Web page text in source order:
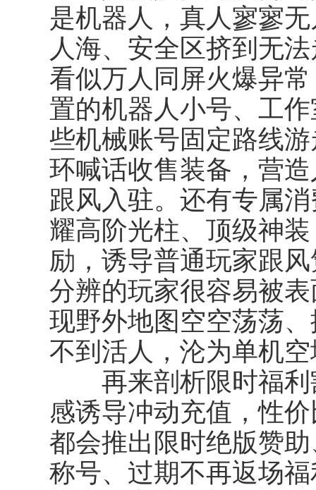
是机器人，真人寥寥
人海、安全区挤到无
看似万人同屏火爆异
置的机器人小号、工
些机械账号固定路线
环喊话收售装备，营
跟风入驻。还有专属
耀高阶光柱、顶级神
励，诱导普通玩家跟
分辨的玩家很容易被
现野外地图空空荡荡
不到活人，沦为单机
再来剖析限时福
感诱导冲动充值，性
都会推出限时绝版赞
称号、过期不再返场